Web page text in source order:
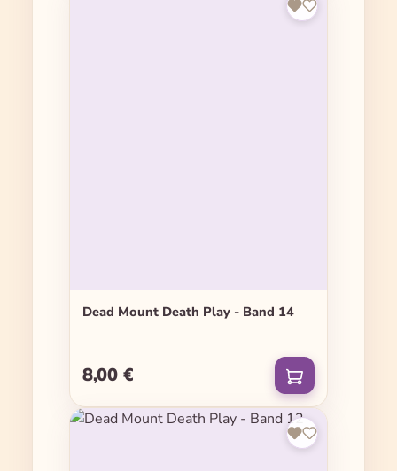
Dead Mount Death Play - Band 14
Regulärer Preis:
8,00 €